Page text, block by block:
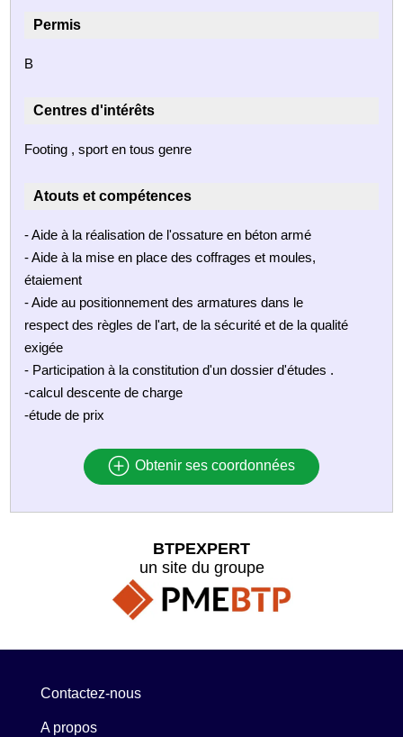
Permis
B
Centres d'intérêts
Footing , sport en tous genre
Atouts et compétences
- Aide à la réalisation de l'ossature en béton armé
- Aide à la mise en place des coffrages et moules,
étaiement
- Aide au positionnement des armatures dans le
respect des règles de l'art, de la sécurité et de la qualité
exigée
- Participation à la constitution d'un dossier d'études .
-calcul descente de charge
-étude de prix
Obtenir ses coordonnées
BTPEXPERT
un site du groupe
Contactez-nous
A propos